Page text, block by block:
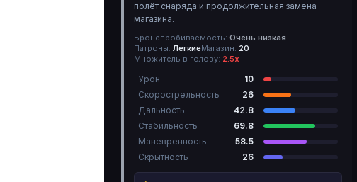
полёт снаряда и продолжительная замена
магазина.
Бронепробиваемость: Очень низкая
Патроны: ЛегкиеМагазин: 20
Множитель в голову: 2.5х
Урон
10
Скорострельность
26
Дальность
42.8
Стабильность
69.8
Маневренность
58.5
Скрытность
26